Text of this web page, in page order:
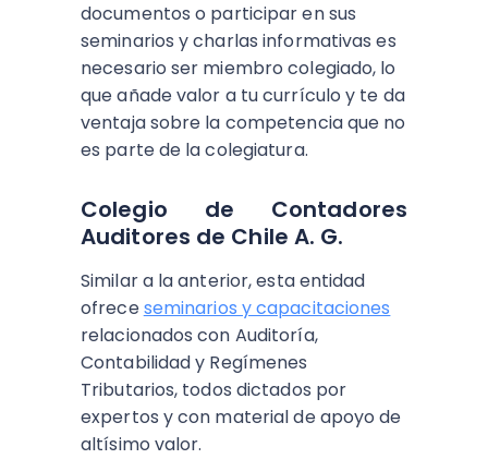
documentos o participar en sus
seminarios y charlas informativas es
necesario ser miembro colegiado, lo
que añade valor a tu currículo y te da
ventaja sobre la competencia que no
es parte de la colegiatura.
Colegio de Contadores
Auditores de Chile A. G.
Similar a la anterior, esta entidad
ofreceseminarios y capacitaciones
relacionados con Auditoría,
Contabilidad y Regímenes
Tributarios, todos dictados por
expertos y con material de apoyo de
altísimo valor.